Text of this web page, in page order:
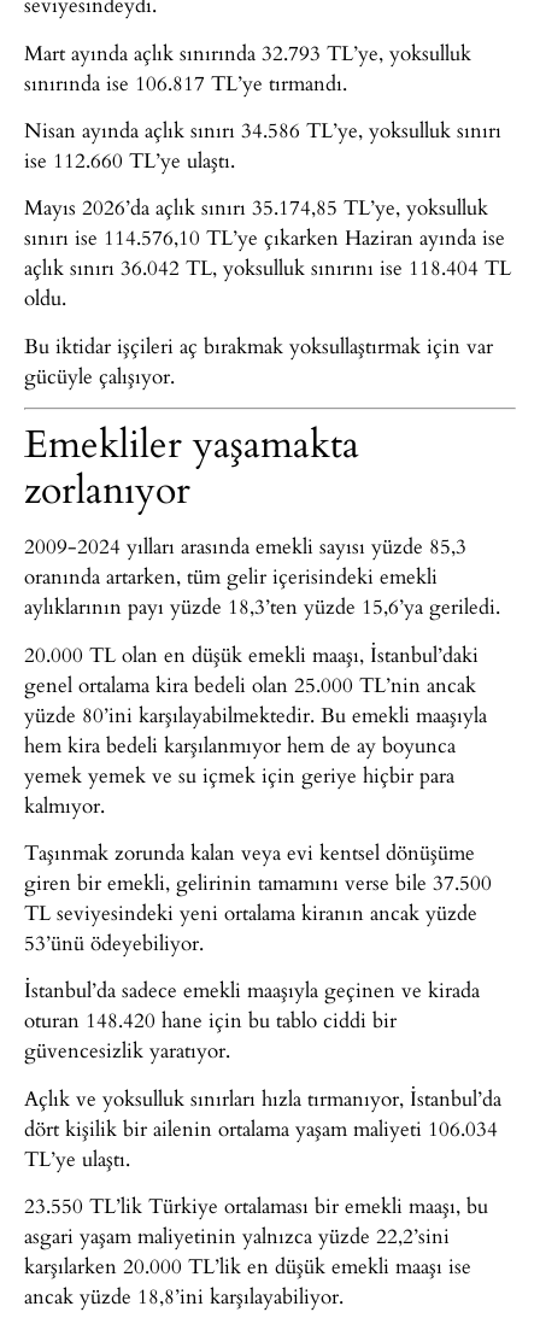
Mart ayında açlık sınırında 32.793 TL’ye, yoksulluk
sınırında ise 106.817 TL’ye tırmandı.
Nisan ayında açlık sınırı 34.586 TL’ye, yoksulluk sınırı
ise 112.660 TL’ye ulaştı.
Mayıs 2026’da açlık sınırı 35.174,85 TL’ye, yoksulluk
sınırı ise 114.576,10 TL’ye çıkarken Haziran ayında ise
açlık sınırı 36.042 TL, yoksulluk sınırını ise 118.404 TL
oldu.
Bu iktidar işçileri aç bırakmak yoksullaştırmak için var
gücüyle çalışıyor.
Emekliler yaşamakta
zorlanıyor
2009-2024 yılları arasında emekli sayısı yüzde 85,3
oranında artarken, tüm gelir içerisindeki emekli
aylıklarının payı yüzde 18,3’ten yüzde 15,6’ya geriledi.
20.000 TL olan en düşük emekli maaşı, İstanbul’daki
genel ortalama kira bedeli olan 25.000 TL’nin ancak
yüzde 80’ini karşılayabilmektedir. Bu emekli maaşıyla
hem kira bedeli karşılanmıyor hem de ay boyunca
yemek yemek ve su içmek için geriye hiçbir para
kalmıyor.
Taşınmak zorunda kalan veya evi kentsel dönüşüme
giren bir emekli, gelirinin tamamını verse bile 37.500
TL seviyesindeki yeni ortalama kiranın ancak yüzde
53’ünü ödeyebiliyor.
İstanbul’da sadece emekli maaşıyla geçinen ve kirada
oturan 148.420 hane için bu tablo ciddi bir
güvencesizlik yaratıyor.
Açlık ve yoksulluk sınırları hızla tırmanıyor, İstanbul’da
dört kişilik bir ailenin ortalama yaşam maliyeti 106.034
TL’ye ulaştı.
23.550 TL’lik Türkiye ortalaması bir emekli maaşı, bu
asgari yaşam maliyetinin yalnızca yüzde 22,2’sini
karşılarken 20.000 TL’lik en düşük emekli maaşı ise
ancak yüzde 18,8’ini karşılayabiliyor.